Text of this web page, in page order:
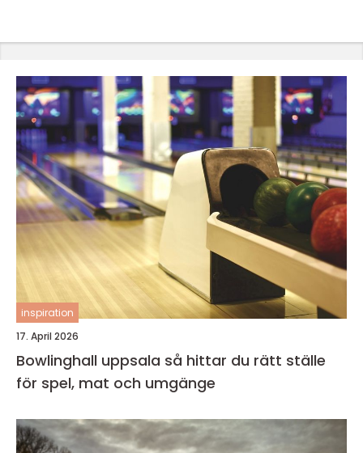
inspiration
17. April 2026
Bowlinghall uppsala så hittar du rätt ställe
för spel, mat och umgänge